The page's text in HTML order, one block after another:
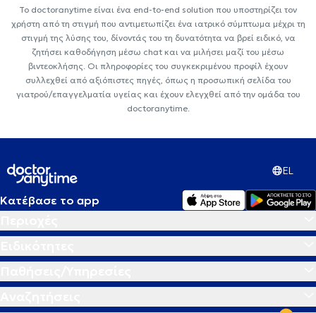
Το doctoranytime είναι ένα end-to-end solution που υποστηρίζει τον
χρήστη από τη στιγμή που αντιμετωπίζει ένα ιατρικό σύμπτωμα μέχρι τη
στιγμή της λύσης του, δίνοντάς του τη δυνατότητα να βρεί ειδικό, να
ζητήσει καθοδήγηση μέσω chat και να μιλήσει μαζί του μέσω
βιντεοκλήσης. Οι πληροφορίες του συγκεκριμένου προφίλ έχουν
συλλεχθεί από αξιόπιστες πηγές, όπως η προσωπική σελίδα του
γιατρού/επαγγελματία υγείας και έχουν ελεγχθεί από την ομάδα του
doctoranytime.
EL
Κατέβασε το app